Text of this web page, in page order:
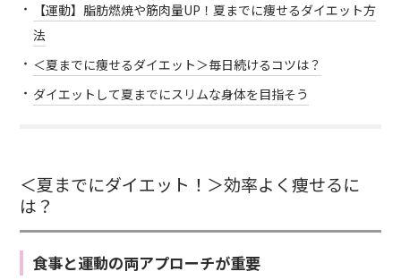
【運動】脂肪燃焼や筋肉量UP！夏までに痩せるダイエット方
法
＜夏までに痩せるダイエット＞毎日続けるコツは？
ダイエットして夏までにスリムな身体を目指そう
＜夏までにダイエット！＞効率よく痩せるに
は？
食事と運動の両アプローチが重要